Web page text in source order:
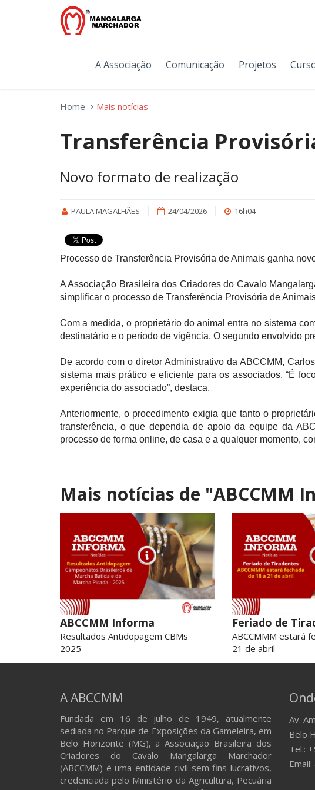
A Associação Comunicação Projetos
Home Mais notícias
Transferência
Novo formato de realização
PAULA MAGALHÃES 24/04/2026 16h04
Processo de Transferência Provisória de Animais ganha
A Associação Brasileira dos Criadores do Cavalo
simplificar o processo de Transferência Provisória de
Com a medida, o proprietário do animal entra no sistema
destinatário e o período de vigência. O segundo envolvido
De acordo com o diretor Administrativo da ABCCMM,
sistema mais prático e eficiente para os associados. “É
experiência do associado”, destaca.
Anteriormente, o procedimento exigia que tanto o
transferência, o que dependia de apoio da equipe da
processo de forma online, de casa e a qualquer momento,
Mais notícias de "ABCCMM
ABCCMM Informa
Resultados Antidopagem CBMs
2025
Feriado de
ABCCMMM estará
21 de abril
A ABCCMM
Fundada em 16 de julho de 1949, atualmente
sediada no Parque de Exposições da Gameleira, em
Belo Horizonte (MG), a Associação Brasileira dos
Criadores do Cavalo Mangalarga Marchador
(ABCCMM) é uma entidade civil sem fins lucrativos,
credenciada pelo Ministério da Agricultura, Pecuária
Av.
Belo
Tel.: